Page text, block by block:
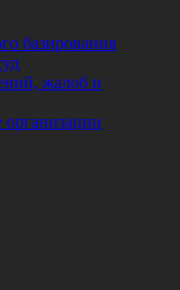
базирования
жалоб и
организации